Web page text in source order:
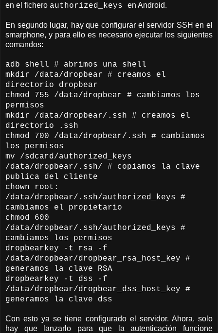
en el fichero authorized_keys en Android.
En segundo lugar, hay que configurar el servidor SSH en el
smarphone, y para ello es necesario ejecutar los siguientes
comandos:
adb shell # abrimos una shell
mkdir /data/dropbear # creamos el
directorio dropbear
chmod 755 /data/dropbear # cambiamos los
permisos
mkdir /data/dropbear/.ssh # creamos el
directorio .ssh
chmod 700 /data/dropbear/.ssh # cambiamos
los permisos
mv /sdcard/authorized_keys
/data/dropbear/.ssh/ # copiamos la clave
publica del cliente
chown root:
/data/dropbear/.ssh/authorized_keys #
cambiamos el propietario
chmod 600
/data/dropbear/.ssh/authorized_keys #
cambiamos los permisos
dropbearkey -t rsa -f
/data/dropbear/dropbear_rsa_host_key #
generamos la clave RSA
dropbearkey -t dss -f
/data/dropbear/dropbear_dss_host_key #
generamos la clave dss
Con esto ya se tiene configurado el servidor. Ahora, solo
hay que lanzarlo para que la autenticación funcione